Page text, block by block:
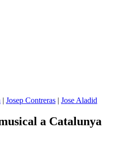
| Josep Contreras | Jose Aladid
a Catalunya